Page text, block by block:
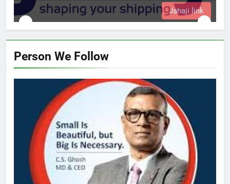
Person We Follow